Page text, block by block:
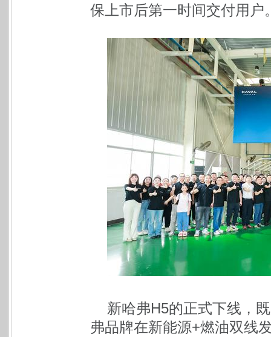
保上市后第一时间交付用户
新哈弗H5的正式下线，
弗品牌在新能源+燃油双线